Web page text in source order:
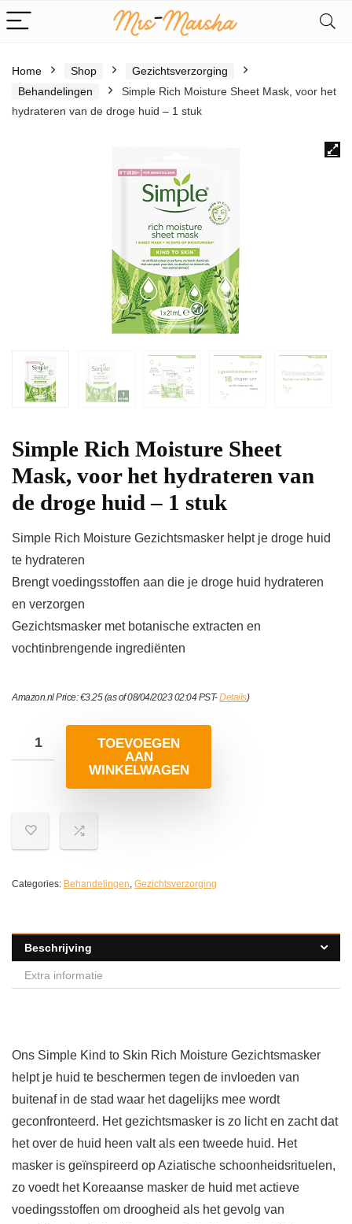
Home Shop
Gezichtsverzorging
Behandelingen
Simple Rich Moisture Sheet Mask, voor het
hydrateren van de droge huid – 1 stuk
Simple Rich Moisture Sheet
Mask, voor het hydrateren van
de droge huid – 1 stuk
Simple Rich Moisture Gezichtsmasker helpt je droge huid
te hydrateren
Brengt voedingsstoffen aan die je droge huid hydrateren
en verzorgen
Gezichtsmasker met botanische extracten en
vochtinbrengende ingrediënten
Amazon.nl Price:€3.25(as of 08/04/2023 02:04 PST-Details)
TOEVOEGEN
AAN
WINKELWAGEN
Categories: Behandelingen, Gezichtsverzorging
Beschrijving
Extra informatie
Ons Simple Kind to Skin Rich Moisture Gezichtsmasker
helpt je huid te beschermen tegen de invloeden van
buitenaf in de stad waar het dagelijks mee wordt
geconfronteerd. Het gezichtsmasker is zo licht en zacht dat
het over de huid heen valt als een tweede huid. Het
masker is geïnspireerd op Aziatische schoonheidsrituelen,
zo voedt het Koreaanse masker de huid met actieve
voedingsstoffen om droogheid als het gevolg van